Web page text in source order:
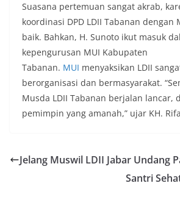
Suasana pertemuan sangat akrab,
koordinasi DPD LDII Tabanan dengan
baik. Bahkan, H. Sunoto ikut masuk
kepengurusan MUI Kabupaten
Tabanan. MUI menyaksikan LDII
berorganisasi dan bermasyarakat.
Musda LDII Tabanan berjalan lancar,
pemimpin yang amanah,” ujar KH.
Jelang Muswil LDII Jabar Undang
Santri